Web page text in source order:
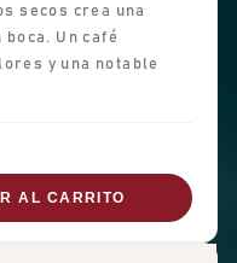
secos crea una
Un café
y una notable
AL CARRITO